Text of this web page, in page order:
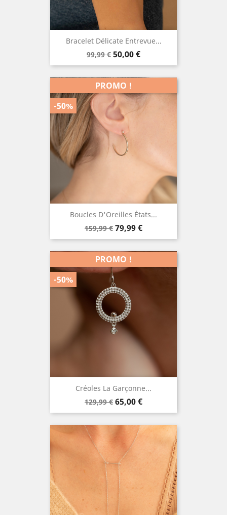
Bracelet Délicate Entrevue...
Prix
de
99,99 € Prix
50,00 €
Boucles D'Oreilles États...
Prix
de
159,99 € Prix
79,99 €
PROMO !
-50%
Créoles La Garçonne...
Prix
de
129,99 € Prix
65,00 €
PROMO !
-50%